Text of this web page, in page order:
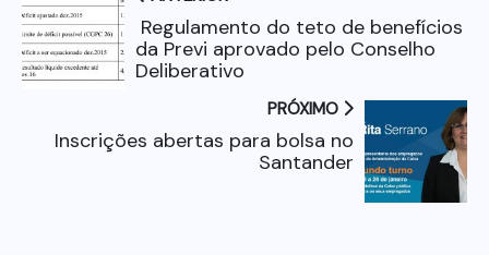
Regulamento do teto de benefícios
da Previ aprovado pelo Conselho
Deliberativo
PRÓXIMO
Inscrições abertas para bolsa no
Santander